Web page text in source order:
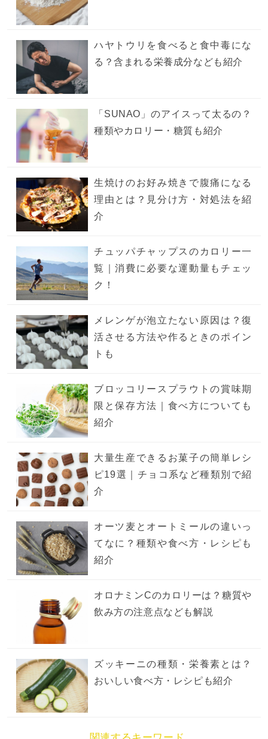
ハヤトウリを食べると食中毒にな
る？含まれる栄養成分なども紹介
「SUNAO」のアイスって太るの？
種類やカロリー・糖質も紹介
生焼けのお好み焼きで腹痛になる
理由とは？見分け方・対処法を紹
介
チュッパチャップスのカロリー一
覧｜消費に必要な運動量もチェッ
ク！
メレンゲが泡立たない原因は？復
活させる方法や作るときのポイン
トも
ブロッコリースプラウトの賞味期
限と保存方法｜食べ方についても
紹介
大量生産できるお菓子の簡単レシ
ピ19選｜チョコ系など種類別で紹
介
オーツ麦とオートミールの違いっ
てなに？種類や食べ方・レシピも
紹介
オロナミンCのカロリーは？糖質や
飲み方の注意点なども解説
ズッキーニの種類・栄養素とは？
おいしい食べ方・レシピも紹介